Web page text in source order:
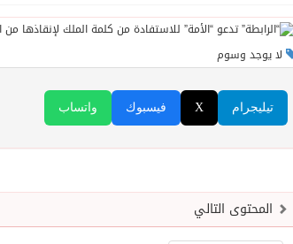
لا يوجد وسوم
واتساب فيسبوك X تيليجرام
المحتوى التالي